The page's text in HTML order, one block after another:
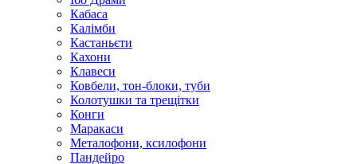
Кабаса
Калімби
Кастаньєти
Кахони
Клавеси
Ковбели, тон-блоки, туби
Колотушки та трещітки
Конги
Маракаси
Металофони, ксилофони
Пандейро